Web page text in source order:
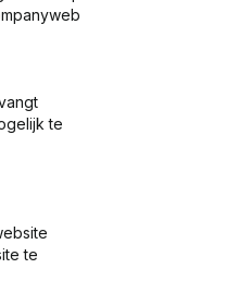
te
te